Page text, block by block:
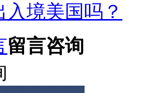
入境美国吗？
留言咨询